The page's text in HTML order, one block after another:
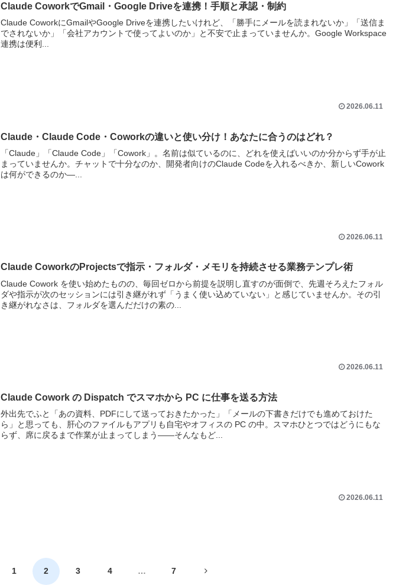
Claude CoworkでGmail・Google Driveを連携！手順と承認・制約
Claude CoworkにGmailやGoogle Driveを連携したいけれど、「勝手にメールを読まれないか」「送信ま
でされないか」「会社アカウントで使ってよいのか」と不安で止まっていませんか。Google Workspace
連携は便利...
2026.06.11
Claude・Claude Code・Coworkの違いと使い分け！あなたに合うのはどれ？
「Claude」「Claude Code」「Cowork」。名前は似ているのに、どれを使えばいいのか分からず手が止
まっていませんか。チャットで十分なのか、開発者向けのClaude Codeを入れるべきか、新しいCowork
は何ができるのか—...
2026.06.11
Claude CoworkのProjectsで指示・フォルダ・メモリを持続させる業務テンプレ術
Claude Cowork を使い始めたものの、毎回ゼロから前提を説明し直すのが面倒で、先週そろえたフォル
ダや指示が次のセッションには引き継がれず「うまく使い込めていない」と感じていませんか。その引
き継がれなさは、フォルダを選んだだけの素の...
2026.06.11
Claude Cowork の Dispatch でスマホから PC に仕事を送る方法
外出先でふと「あの資料、PDFにして送っておきたかった」「メールの下書きだけでも進めておけた
ら」と思っても、肝心のファイルもアプリも自宅やオフィスの PC の中。スマホひとつではどうにもな
らず、席に戻るまで作業が止まってしまう——そんなもど...
2026.06.11
1 2 3 4 … 7 次